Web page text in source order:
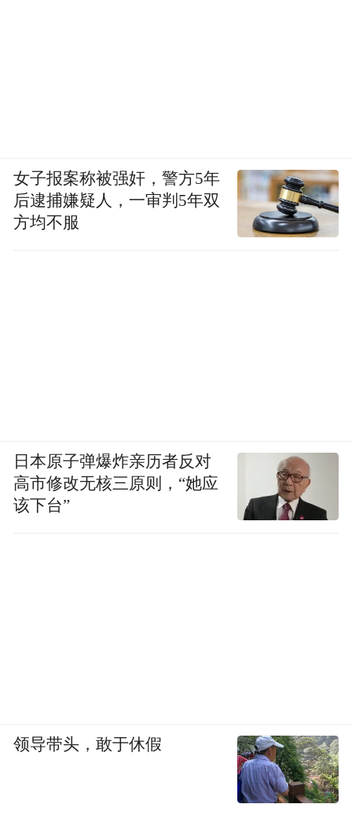
女子报案称被强奸，警方5年
后逮捕嫌疑人，一审判5年双
方均不服
日本原子弹爆炸亲历者反对
高市修改无核三原则，“她应
该下台”
领导带头，敢于休假